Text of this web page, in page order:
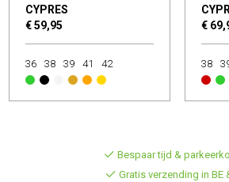
CYPRES
€ 59,95
36 38 39 41 42
€
38
Bespaar tijd &
Gratis verzending in BE